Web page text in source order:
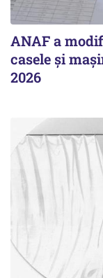
ANAF a
casele și
2026